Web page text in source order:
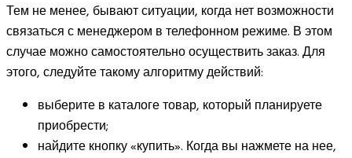
Тем не менее, бывают ситуации, когда нет возможности
связаться с менеджером в телефонном режиме. В этом
случае можно самостоятельно осуществить заказ. Для
этого, следуйте такому алгоритму действий:
выберите в каталоге товар, который планируете
приобрести;
найдите кнопку «купить». Когда вы нажмете на нее,